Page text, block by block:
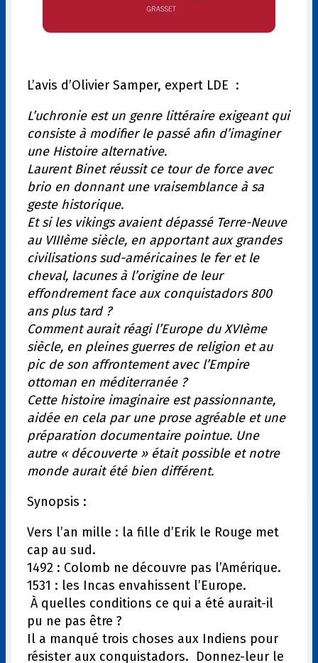
L’avis d’Olivier Samper, expert LDE :
L’uchronie est un genre littéraire exigeant qui
consiste à modifier le passé afin d’imaginer
une Histoire alternative.
Laurent Binet réussit ce tour de force avec
brio en donnant une vraisemblance à sa
geste historique.
Et si les vikings avaient dépassé Terre-Neuve
au VIIIème siècle, en apportant aux grandes
civilisations sud-américaines le fer et le
cheval, lacunes à l’origine de leur
effondrement face aux conquistadors 800
ans plus tard ?
Comment aurait réagi l’Europe du XVIème
siècle, en pleines guerres de religion et au
pic de son affrontement avec l’Empire
ottoman en méditerranée ?
Cette histoire imaginaire est passionnante,
aidée en cela par une prose agréable et une
préparation documentaire pointue. Une
autre « découverte » était possible et notre
monde aurait été bien différent.
Synopsis :
Vers l’an mille : la fille d’Erik le Rouge met
cap au sud.
1492 : Colomb ne découvre pas l’Amérique.
1531 : les Incas envahissent l’Europe.
À quelles conditions ce qui a été aurait-il
pu ne pas être ?
Il a manqué trois choses aux Indiens pour
résister aux conquistadors. Donnez-leur le